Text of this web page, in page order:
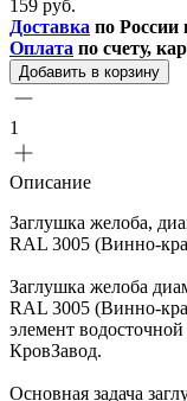
159 руб.
Доставка по
Оплата по счету,
Добавить в корзину
1
Описание
Заглушка желоба,
RAL 3005 (Винно-
Заглушка желоба
RAL 3005 (Винно-
элемент
КровЗавод.
Основная задача